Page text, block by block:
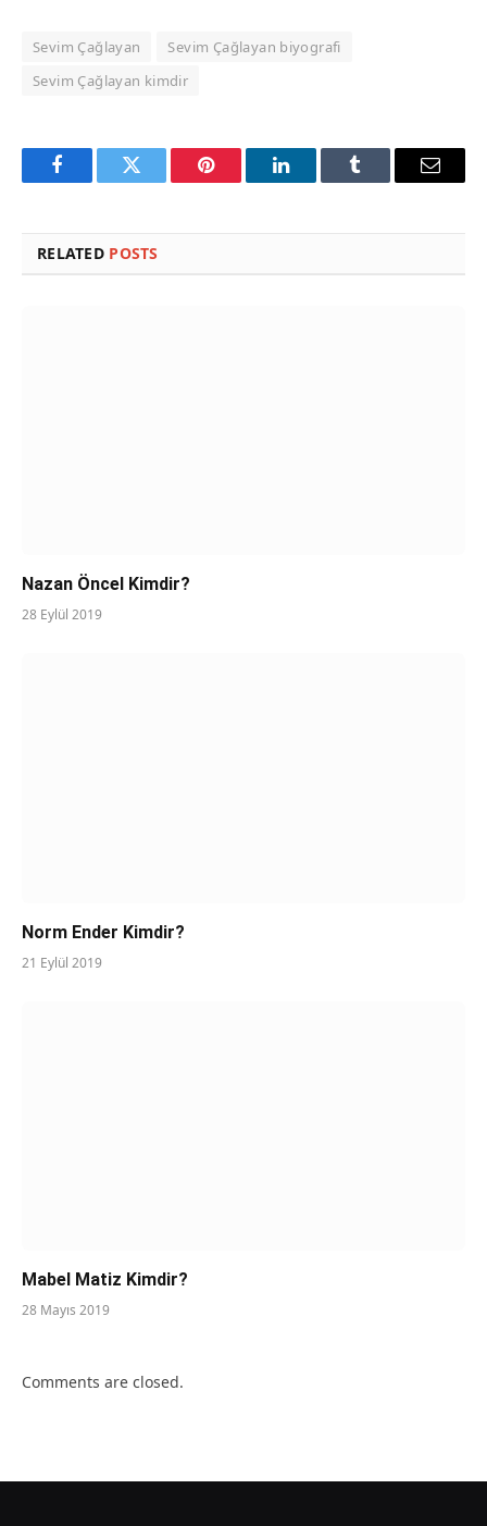
Sevim Çağlayan
Sevim Çağlayan biyografi
Sevim Çağlayan kimdir
FacebookTwitter Pinterest LinkedInTumblr Email
RELATED POSTS
Nazan Öncel Kimdir?
28 Eylül 2019
Norm Ender Kimdir?
21 Eylül 2019
Mabel Matiz Kimdir?
28 Mayıs 2019
Comments are closed.